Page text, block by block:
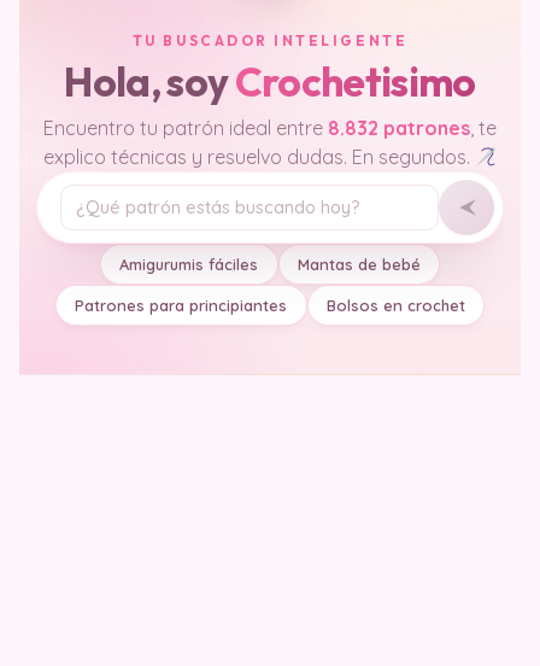
TU BUSCADOR INTELIGENTE
Hola, soyCrochetisimo
Encuentro tu patrón ideal entre 8.832 patrones , te
explico técnicas y resuelvo dudas. En segundos.
Tu pregunta
Amigurumis fáciles Mantas de bebé
Patrones para principiantes Bolsos en crochet